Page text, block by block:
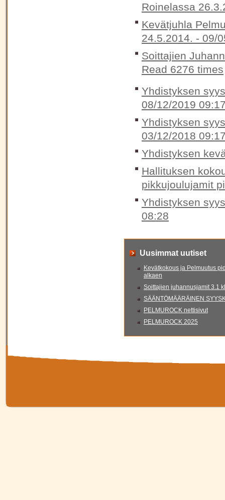
Roinelassa
Kevätjuhla
24.5.2014. - 09/
Soittajien
Read 6276 times
Yhdistyksen
08/12/2019
Yhdistyksen
03/12/2018
Yhdistyksen
Hallituksen
pikkujoulujamit
Yhdistyksen
08:28
Uusimmat uutiset
Kevätkokous ja Pelmuutus
alkaen
Soittajien juhannusjamit 3.1
SÄÄNTÖMÄÄRÄINEN
PELMUROCK nettisivut
PELMUROCK 2025